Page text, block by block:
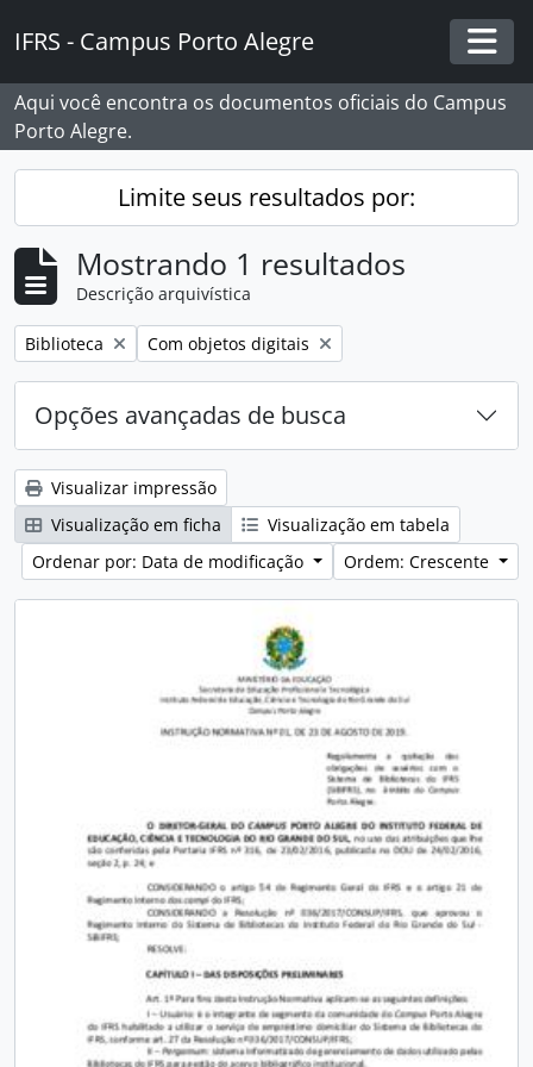
IFRS - Campus Porto Alegre
Aqui você encontra os documentos oficiais do Campus
Porto Alegre.
Limite seus resultados por:
Mostrando 1 resultados
Descrição arquivística
Remover filtro:
Biblioteca Remover filtro:
Com objetos digitais
Opções avançadas de busca
Visualizar impressão
Visualização em ficha
Visualização em tabela
Ordenar por: Data de modificação
Ordem: Crescente